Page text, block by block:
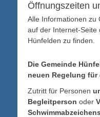
Öffnungszeiten
Alle Informationen zu
auf der Internet-Seite
Hünfelden zu finden.
Die Gemeinde
neuen Regelung
Zutritt für Personen
Begleitperson oder